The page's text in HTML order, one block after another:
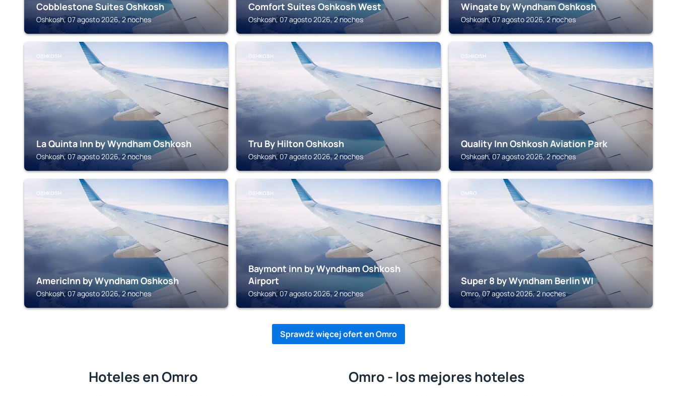
Cobblestone Suites Oshkosh
Oshkosh, 07 agosto 2026, 2 noches
Comfort Suites Oshkosh West
Oshkosh, 07 agosto 2026, 2 noches
Wingate by Wyndham Oshkosh
Oshkosh, 07 agosto 2026, 2 noches
OSHKOSH
La Quinta Inn by Wyndham Oshkosh
Oshkosh, 07 agosto 2026, 2 noches
OSHKOSH
Tru By Hilton Oshkosh
Oshkosh, 07 agosto 2026, 2 noches
OSHKOSH
Quality Inn Oshkosh Aviation Park
Oshkosh, 07 agosto 2026, 2 noches
OSHKOSH
AmericInn by Wyndham Oshkosh
Oshkosh, 07 agosto 2026, 2 noches
OSHKOSH
Baymont inn by Wyndham Oshkosh
Airport
Oshkosh, 07 agosto 2026, 2 noches
OMRO
Super 8 by Wyndham Berlin WI
Omro, 07 agosto 2026, 2 noches
Sprawdź więcej ofert en Omro
Hoteles en Omro Omro - los mejores hoteles